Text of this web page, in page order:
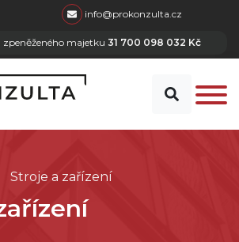
info@prokonzulta.cz
zpeněženého majetku 31 700 098 032 Kč
Stroje a zařízení